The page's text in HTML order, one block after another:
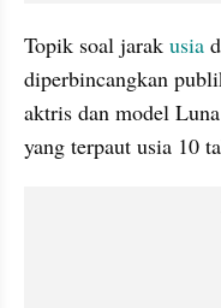
Topik soal jarak usia
diperbincangkan
aktris dan model
yang terpaut usia 10